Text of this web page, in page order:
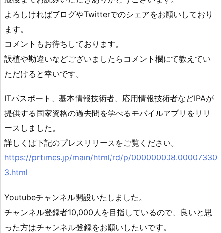
よろしければブログやTwitterでのシェアをお願いしており
ます。
コメントもお待ちしております。
誤植や勘違いなどございましたらコメント欄にて教えてい
ただけると幸いです。
ITパスポート、基本情報技術者、応用情報技術者などIPAが
提供する国家資格の過去問を学べるモバイルアプリをリリ
ースしました。
詳しくは下記のプレスリリースをご覧ください。
https://prtimes.jp/main/html/rd/p/000000008.00007330
3.html
Youtubeチャンネル開設いたしました。
チャンネル登録者10,000人を目指しているので、良いと思
った方はチャンネル登録をお願いしたいです。